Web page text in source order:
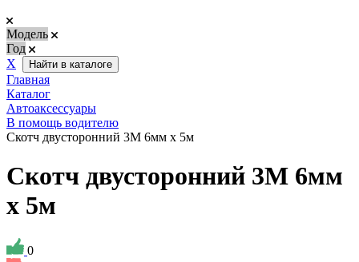
Модель
Год
Х
Найти в каталоге
Главная
Каталог
Автоаксессуары
В помощь водителю
Скотч двусторонний 3M 6мм х 5м
Скотч двусторонний 3M 6мм
х 5м
0